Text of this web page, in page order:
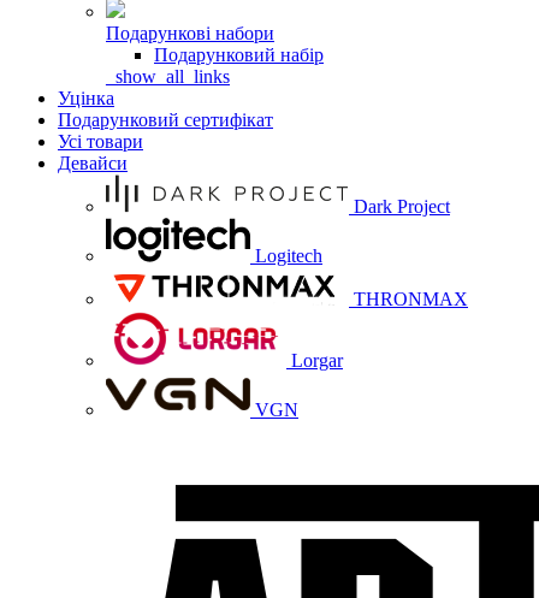
Подарункові набори
Подарунковий набір
_show_all_links
Уцінка
Подарунковий сертифікат
Усі товари
Девайси
Dark Project
Logitech
THRONMAX
Lorgar
VGN